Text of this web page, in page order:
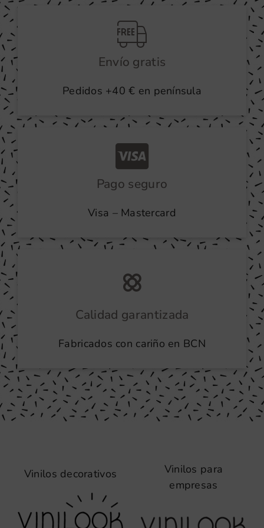
Envío gratis
Pedidos +40 € en península
Pago seguro
Visa – Mastercard
Calidad garantizada
Fabricados con cariño en BCN
Vinilos decorativos
Vinilos para
empresas